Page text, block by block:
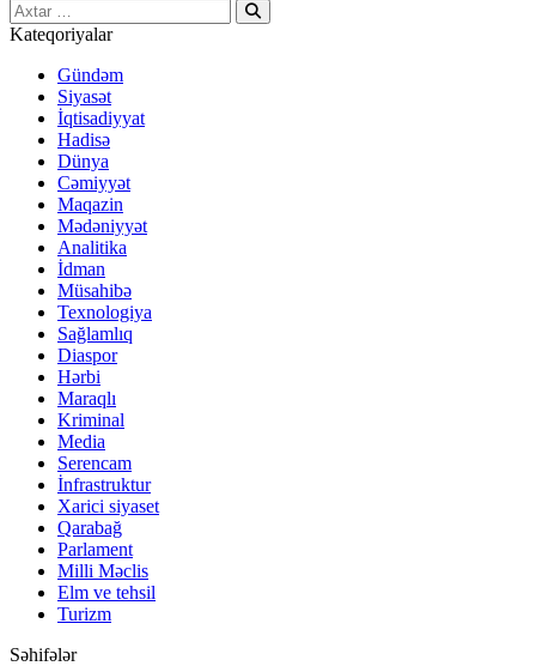
Search…
Kateqoriyalar
Gündəm
Siyasət
İqtisadiyyat
Hadisə
Dünya
Cəmiyyət
Maqazin
Mədəniyyət
Analitika
İdman
Müsahibə
Texnologiya
Sağlamlıq
Diaspor
Hərbi
Maraqlı
Kriminal
Media
Serencam
İnfrastruktur
Xarici siyaset
Qarabağ
Parlament
Milli Məclis
Elm ve tehsil
Turizm
Səhifələr